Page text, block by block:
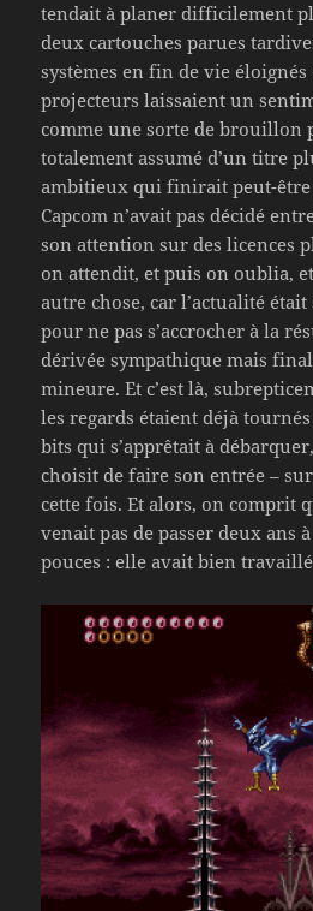
tendait à planer difficilement
deux cartouches parues
systèmes en fin de vie
projecteurs laissaient un
comme une sorte de brouillon
totalement assumé d’un titre
ambitieux qui finirait peut-
Capcom n’avait pas décidé
son attention sur des licences
on attendit, et puis on oublia,
autre chose, car l’actualité
pour ne pas s’accrocher à la
dérivée sympathique mais
mineure. Et c’est là,
les regards étaient déjà
bits qui s’apprêtait à
choisit de faire son entrée –
cette fois. Et alors, on comprit
venait pas de passer deux ans
pouces : elle avait bien